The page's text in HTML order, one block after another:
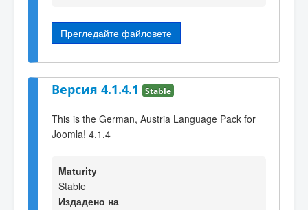
Прегледайте файловете
Версия 4.1.4.1 Stable
This is the German, Austria Language Pack for
Joomla! 4.1.4
Maturity
Stable
Издадено на